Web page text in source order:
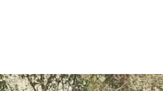
Entertainment